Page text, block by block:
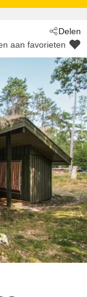
Delen
aan favorieten